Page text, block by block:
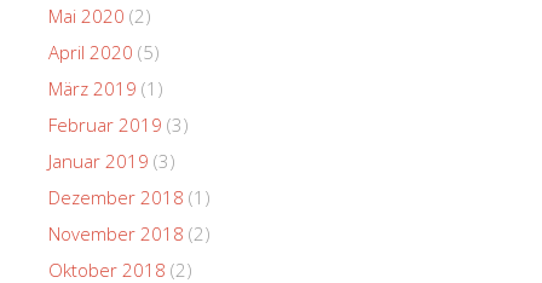
Mai 2020 (2)
April 2020 (5)
März 2019 (1)
Februar 2019 (3)
Januar 2019 (3)
Dezember 2018 (1)
November 2018 (2)
Oktober 2018 (2)